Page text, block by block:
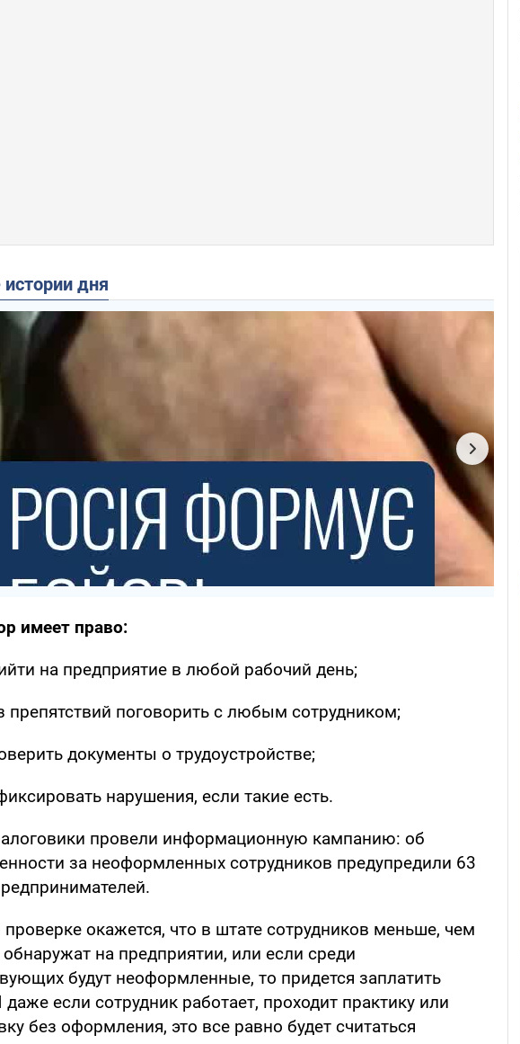
истории дня
имеет право:
на предприятие в любой рабочий день;
препятствий поговорить с любым сотрудником;
документы о трудоустройстве;
нарушения, если такие есть.
провели информационную кампанию: об
за неоформленных сотрудников предупредили 63
окажется, что в штате сотрудников меньше, чем
на предприятии, или если среди
будут неоформленные, то придется заплатить
если сотрудник работает, проходит практику или
без оформления, это все равно будет считаться